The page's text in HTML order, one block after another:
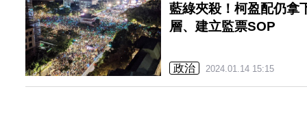
藍綠夾殺！柯盈配仍
層、建立監票SOP
政治 2024.01.14 15:15